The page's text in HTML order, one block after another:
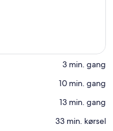
‪3 min. gang‬
‪10 min. gang‬
‪13 min. gang‬
‪33 min. kørsel‬